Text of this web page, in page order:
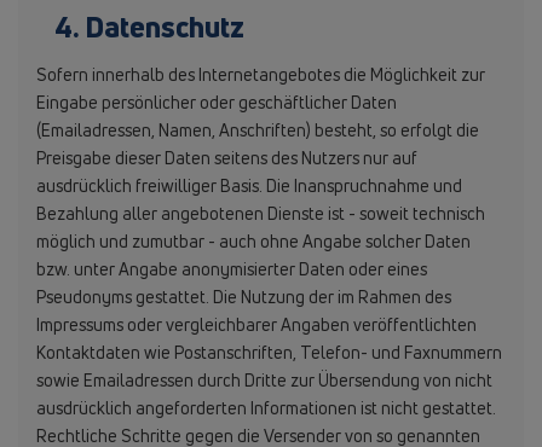
4. Datenschutz
Sofern innerhalb des Internetangebotes die Möglichkeit zur
Eingabe persönlicher oder geschäftlicher Daten
(Emailadressen, Namen, Anschriften) besteht, so erfolgt die
Preisgabe dieser Daten seitens des Nutzers nur auf
ausdrücklich freiwilliger Basis. Die Inanspruchnahme und
Bezahlung aller angebotenen Dienste ist - soweit technisch
möglich und zumutbar - auch ohne Angabe solcher Daten
bzw. unter Angabe anonymisierter Daten oder eines
Pseudonyms gestattet. Die Nutzung der im Rahmen des
Impressums oder vergleichbarer Angaben veröffentlichten
Kontaktdaten wie Postanschriften, Telefon- und Faxnummern
sowie Emailadressen durch Dritte zur Übersendung von nicht
ausdrücklich angeforderten Informationen ist nicht gestattet.
Rechtliche Schritte gegen die Versender von so genannten